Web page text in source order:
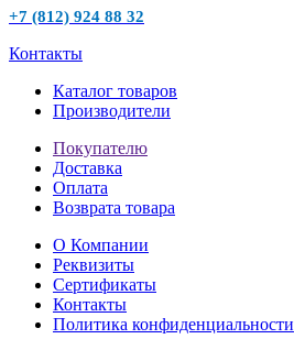
+7 (812) 924 88 32
Контакты
Каталог товаров
Производители
Покупателю
Доставка
Оплата
Возврата товара
О Компании
Реквизиты
Сертификаты
Контакты
Политика конфиденциальности